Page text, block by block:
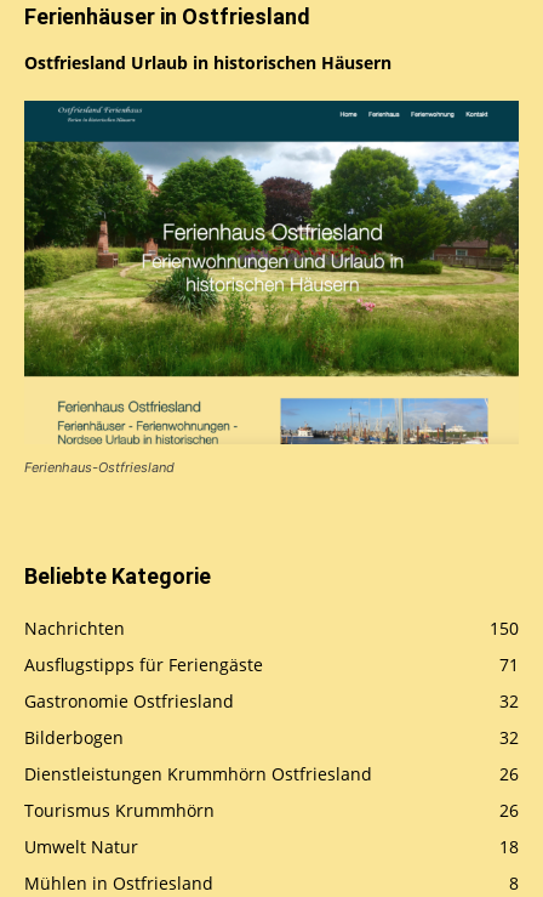
Ferienhäuser in Ostfriesland
Ostfriesland Urlaub in historischen Häusern
Ferienhaus-Ostfriesland
Beliebte Kategorie
Nachrichten
150
Ausflugstipps für Feriengäste
71
Gastronomie Ostfriesland
32
Bilderbogen
32
Dienstleistungen Krummhörn Ostfriesland
26
Tourismus Krummhörn
26
Umwelt Natur
18
Mühlen in Ostfriesland
8